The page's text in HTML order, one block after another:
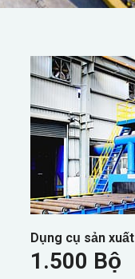
Dụng cụ sản xuất
1.500 Bộ